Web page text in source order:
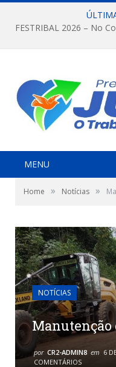
MENU
Home » Notícias »
NOTÍCIAS
Manutenção
por CR2-ADMIN8 em 6
COMENTÁRIOS